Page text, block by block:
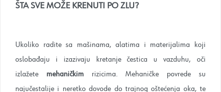
ŠTA SVE MOŽE KRENUTI PO ZLU?
Ukoliko radite sa mašinama, alatima i materijalima koji
oslobađaju i izazivaju kretanje čestica u vazduhu, oči
izlažete mehaničkimrizicima. Mehaničke povrede su
najučestalije i neretko dovode do trajnog oštećenja oka, te